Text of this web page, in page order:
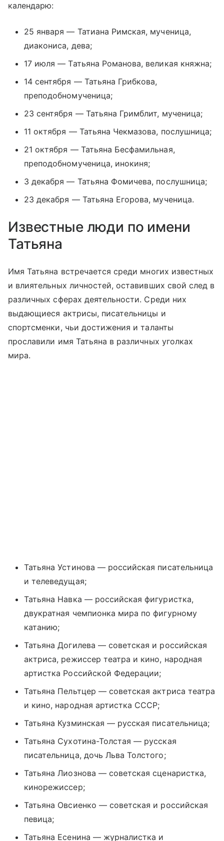
календарю:
25 января — Татиана Римская, мученица,
диакониса, дева;
17 июля — Татьяна Романова, великая княжна;
14 сентября — Татьяна Грибкова,
преподобномученица;
23 сентября — Татьяна Гримблит, мученица;
11 октября — Татьяна Чекмазова, послушница;
21 октября — Татьяна Бесфамильная,
преподобномученица, инокиня;
3 декабря — Татьяна Фомичева, послушница;
23 декабря — Татьяна Егорова, мученица.
Известные люди по имени
Татьяна
Имя Татьяна встречается среди многих известных
и влиятельных личностей, оставивших свой след в
различных сферах деятельности. Среди них
выдающиеся актрисы, писательницы и
спортсменки, чьи достижения и таланты
прославили имя Татьяна в различных уголках
мира.
Татьяна Устинова — российская писательница
и телеведущая;
Татьяна Навка — российская фигуристка,
двукратная чемпионка мира по фигурному
катанию;
Татьяна Догилева — советская и российская
актриса, режиссер театра и кино, народная
артистка Российской Федерации;
Татьяна Пельтцер — советская актриса театра
и кино, народная артистка СССР;
Татьяна Кузминская — русская писательница;
Татьяна Сухотина-Толстая — русская
писательница, дочь Льва Толстого;
Татьяна Лиознова — советская сценаристка,
кинорежиссер;
Татьяна Овсиенко — советская и российская
певица;
Татьяна Есенина — журналистка и